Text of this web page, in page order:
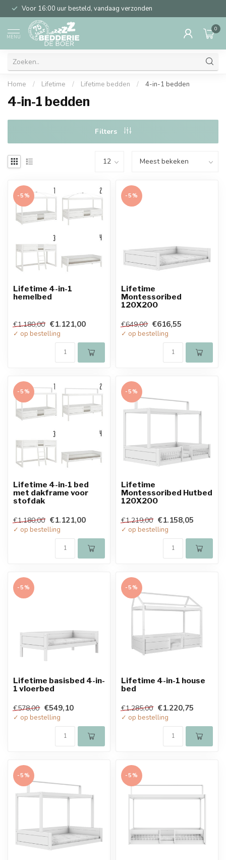
Voor 16:00 uur besteld, vandaag verzonden
MENU
0
Home / Lifetime / Lifetime bedden / 4-in-1 bedden
4-in-1 bedden
Filters
-5%
Lifetime 4-in-1
hemelbed
€1.180,00 €1.121,00
✓ op bestelling
-5%
Lifetime
Montessoribed
120X200
€649,00 €616,55
✓ op bestelling
-5%
Lifetime 4-in-1 bed
met dakframe voor
stofdak
€1.180,00 €1.121,00
✓ op bestelling
-5%
Lifetime
Montessoribed Hutbed
120X200
€1.219,00 €1.158,05
✓ op bestelling
-5%
Lifetime basisbed 4-in-
1 vloerbed
€578,00 €549,10
✓ op bestelling
-5%
Lifetime 4-in-1 house
bed
€1.285,00 €1.220,75
✓ op bestelling
-5% -5%